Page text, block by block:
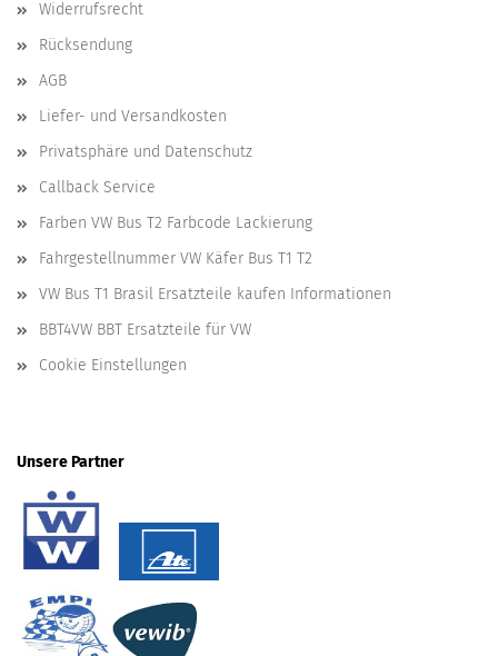
Widerrufsrecht
Rücksendung
AGB
Liefer- und Versandkosten
Privatsphäre und Datenschutz
Callback Service
Farben VW Bus T2 Farbcode Lackierung
Fahrgestellnummer VW Käfer Bus T1 T2
VW Bus T1 Brasil Ersatzteile kaufen Informationen
BBT4VW BBT Ersatzteile für VW
Cookie Einstellungen
Unsere Partner